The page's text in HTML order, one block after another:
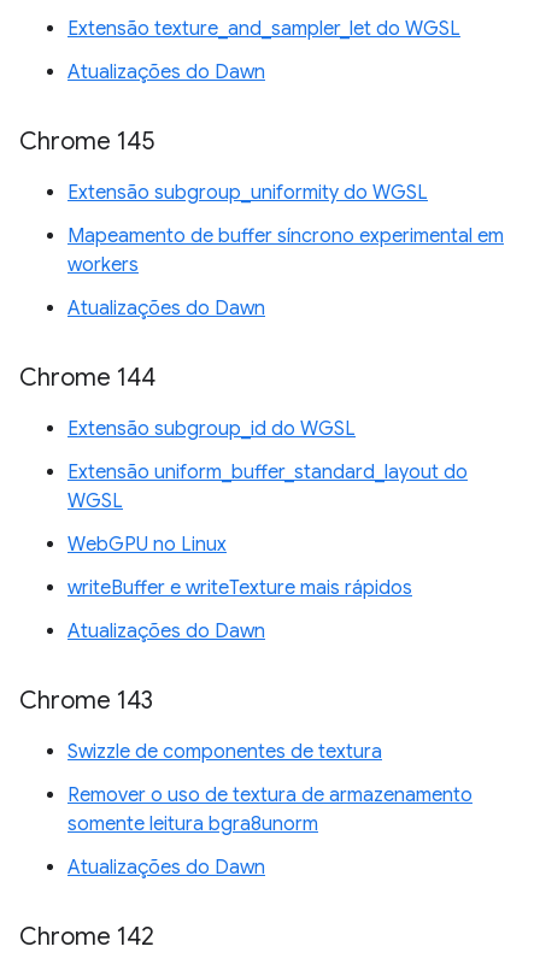
Extensão texture_and_sampler_let do WGSL
Atualizações do Dawn
Chrome 145
Extensão subgroup_uniformity do WGSL
Mapeamento de buffer síncrono experimental em
workers
Atualizações do Dawn
Chrome 144
Extensão subgroup_id do WGSL
Extensão uniform_buffer_standard_layout do
WGSL
WebGPU no Linux
writeBuffer e writeTexture mais rápidos
Atualizações do Dawn
Chrome 143
Swizzle de componentes de textura
Remover o uso de textura de armazenamento
somente leitura bgra8unorm
Atualizações do Dawn
Chrome 142